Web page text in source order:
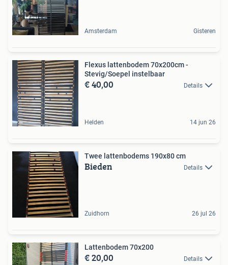
Amsterdam Gisteren
Flexus lattenbodem 70x200cm -
Stevig/Soepel instelbaar
€ 40,00 Details
Helden 14 jun 26
Twee lattenbodems 190x80 cm
Bieden Details
Zuidhorn 26 jul 26
Lattenbodem 70x200
€ 20,00 Details